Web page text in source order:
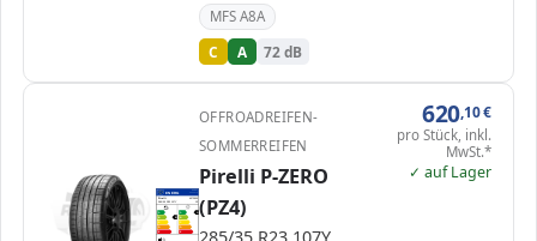
MFS A8A
C A 72 dB
ENERG
Pirelli
4572900
285/35 R23 107Y
C1
C C
OFFROADREIFEN-
SOMMERREIFEN
Pirelli P-ZERO
(PZ4)
620 ,10€
pro Stück, inkl.
MwSt.*
✓ auf Lager